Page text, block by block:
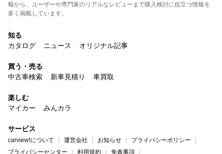
報から、ユーザーや専門家のリアルなレビューまで購入検討に役立つ情報を
多く掲載しています。
知る
カタログ
ニュース オリジナル記事
買う・売る
中古車検索
新車見積り 車買取
楽しむ
マイカー
みんカラ
サービス
carview!について 運営会社 お知らせ
プライバシーポリシー
プライバシーセンター
利用規約 免責事項